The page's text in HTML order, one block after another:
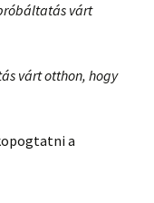
várt
várt otthon, hogy
a